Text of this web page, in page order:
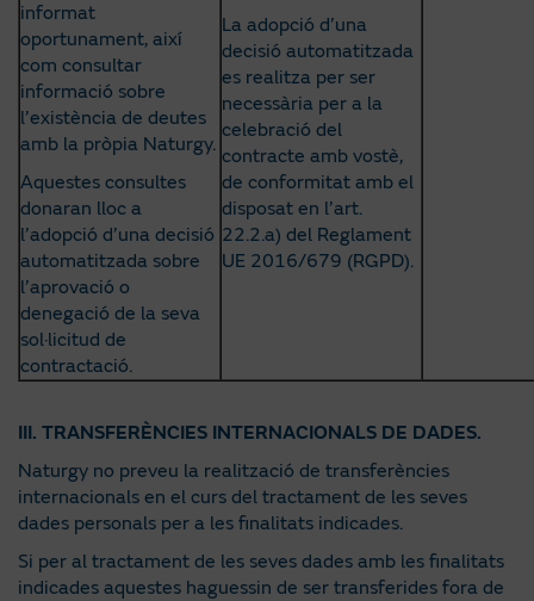
informat
oportunament, així
com consultar
informació sobre
l’existència de deutes
amb la pròpia Naturgy.
Aquestes consultes
donaran lloc a
l’adopció d’una decisió
automatitzada sobre
l’aprovació o
denegació de la seva
sol·licitud de
contractació.
La adopció d’una
decisió automatitzada
es realitza per ser
necessària per a la
celebració del
contracte amb vostè,
de conformitat amb el
disposat en l’art.
22.2.a) del Reglament
UE 2016/679 (RGPD).
III. TRANSFERÈNCIES INTERNACIONALS DE DADES.
Naturgy no preveu la realització de transferències
internacionals en el curs del tractament de les seves
dades personals per a les finalitats indicades.
Si per al tractament de les seves dades amb les finalitats
indicades aquestes haguessin de ser transferides fora de